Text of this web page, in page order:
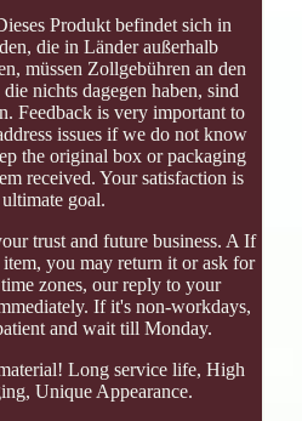
Produkt befindet sich in
die in Länder außerhalb
müssen Zollgebühren an den
nichts dagegen haben, sind
Feedback is very important to
issues if we do not know
the original box or packaging
received. Your satisfaction is
goal.
trust and future business. A If
you may return it or ask for
zones, our reply to your
If it's non-workdays,
and wait till Monday.
Long service life, High
Unique Appearance.